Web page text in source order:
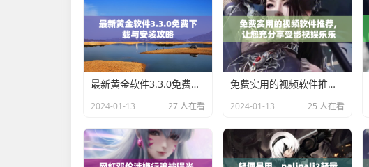
最新黄金软件3.3.0免费下载与安装攻略
2024-01-13 27 人在看
免费实用的视频软件推荐, 让您充分享受影视娱乐乐趣
2024-01-13 25 人在看